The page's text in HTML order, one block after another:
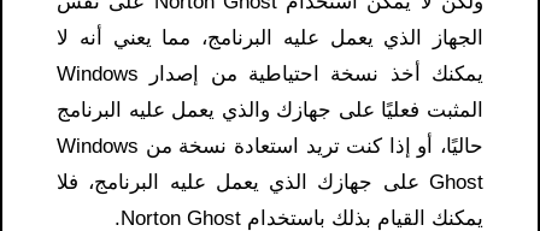
الجهاز الذي يعمل عليه البرنامج، مما يعني أنه لا
يمكنك أخذ نسخة احتياطية من إصدار Windows
المثبت فعليًا على جهازك والذي يعمل عليه البرنامج
حاليًا، أو إذا كنت تريد استعادة نسخة من Windows
Ghost على جهازك الذي يعمل عليه البرنامج، فلا
يمكنك القيام بذلك باستخدام Norton Ghost.